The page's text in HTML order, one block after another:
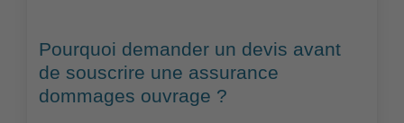
Pourquoi demander un devis avant
de souscrire une assurance
dommages ouvrage ?